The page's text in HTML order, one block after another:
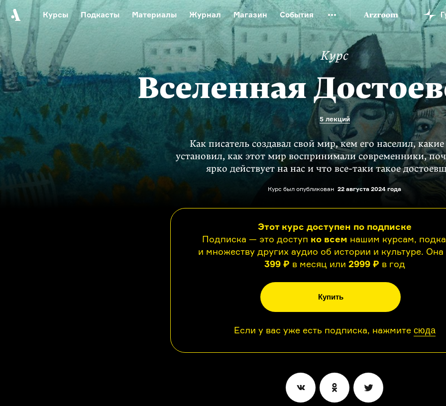
Курсы Подкасты Материалы Журнал Магазин События
Автор среди нас Еврейский музей Новая Третьяковка Онлайн-университет
Видеоистория русской культуры
Русский язык от «гой еси» до «лол кек»
Русское искусство XX века
Русская литература XX века
Курс
Вселенная
5 лекций
Как писатель создавал свой мир, кем его населил,
установил, как этот мир воспринимали современники,
ярко действует на нас и что все-такитакое
Курс был опубликован 22 августа 2024 года
Этот курс доступен по подписке
Подписка — это доступ ко всем нашим курсам,
и множеству других аудио об истории и культуре. Она
399 ₽ в месяц или 2999 ₽ в год
Купить
Если у вас уже есть подписка, нажмите сюда